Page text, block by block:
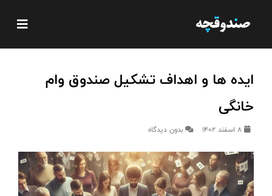
ایده ها و اهداف تشکیل صندوق وام
خانگی
بدون دیدگاه